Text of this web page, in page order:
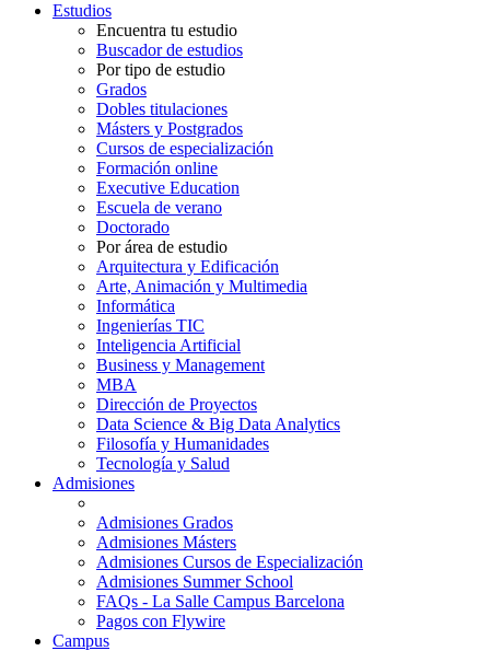
Estudios
Encuentra tu estudio
Buscador de estudios
Por tipo de estudio
Grados
Dobles titulaciones
Másters y Postgrados
Cursos de especialización
Formación online
Executive Education
Escuela de verano
Doctorado
Por área de estudio
Arquitectura y Edificación
Arte, Animación y Multimedia
Informática
Ingenierías TIC
Inteligencia Artificial
Business y Management
MBA
Dirección de Proyectos
Data Science & Big Data Analytics
Filosofía y Humanidades
Tecnología y Salud
Admisiones
Admisiones Grados
Admisiones Másters
Admisiones Cursos de Especialización
Admisiones Summer School
FAQs - La Salle Campus Barcelona
Pagos con Flywire
Campus